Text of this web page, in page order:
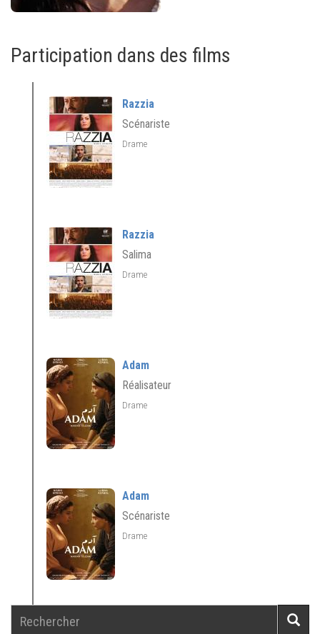
Participation dans des films
Razzia
Scénariste
Drame
Razzia
Salima
Drame
Adam
Réalisateur
Drame
Adam
Scénariste
Drame